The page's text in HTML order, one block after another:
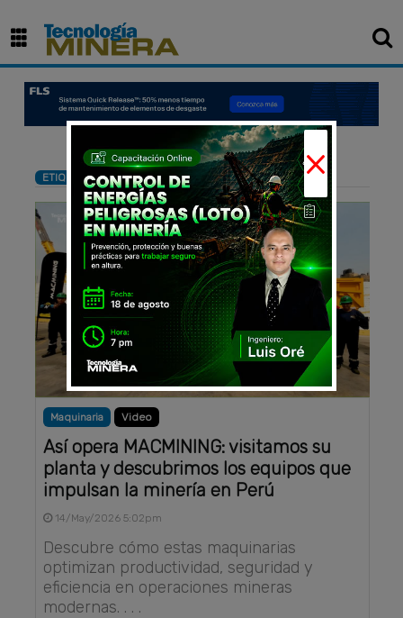
ETIQUETA : Maquinarias
Maquinaria Video
Así opera MACMINING: visitamos su
planta y descubrimos los equipos que
impulsan la minería en Perú
14/May/2026 5:02pm
Descubre cómo estas maquinarias
optimizan productividad, seguridad y
eficiencia en operaciones mineras
modernas. . . .
×